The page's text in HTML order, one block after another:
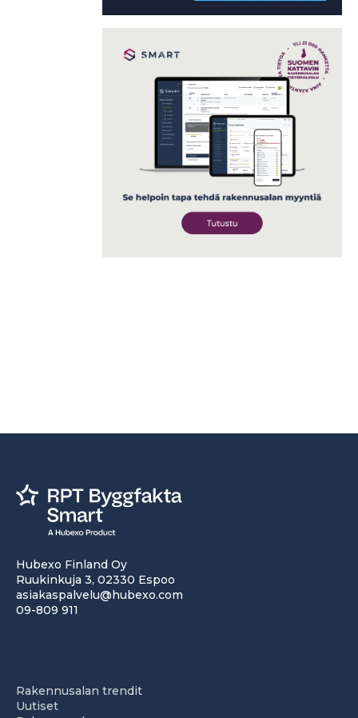
Hubexo Finland Oy
Ruukinkuja 3, 02330 Espoo
asiakaspalvelu@hubexo.com
09-809 911
Rakennusalan trendit
Uutiset